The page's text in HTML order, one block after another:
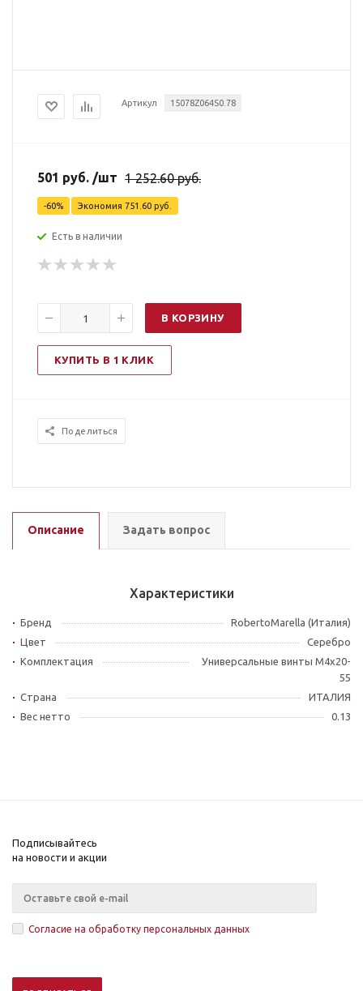
Артикул 15078Z064S0.78
501 руб. /шт 1 252.60руб.
-60% Экономия 751.60 руб.
Есть в наличии
В КОРЗИНУ
КУПИТЬ В 1 КЛИК
Поделиться
Описание Задать вопрос
Характеристики
Бренд
RobertoMarella (Италия)
Цвет
Серебро
Комплектация
Универсальные винты M4x20-
55
Страна
ИТАЛИЯ
Вес нетто
0.13
Подписывайтесь
на новости и акции
Согласие на обработку персональных данных